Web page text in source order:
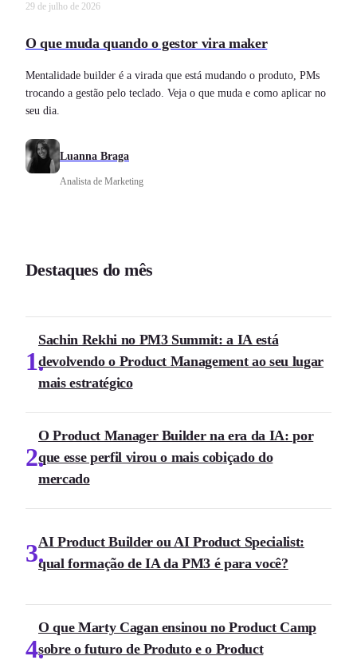
29 de julho de 2026
O que muda quando o gestor vira maker
Mentalidade builder é a virada que está mudando o produto, PMs
trocando a gestão pelo teclado. Veja o que muda e como aplicar no
seu dia.
Luanna Braga
Analista de Marketing
Destaques do mês
1
Sachin Rekhi no PM3 Summit: a IA está
devolvendo o Product Management ao seu lugar
mais estratégico
2
O Product Manager Builder na era da IA: por
que esse perfil virou o mais cobiçado do
mercado
3AI Product Builder ou AI Product Specialist:
qual formação de IA da PM3 é para você?
4
O que Marty Cagan ensinou no Product Camp
sobre o futuro de Produto e o Product